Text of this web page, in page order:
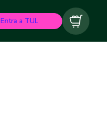
Entra a TUL Carrito